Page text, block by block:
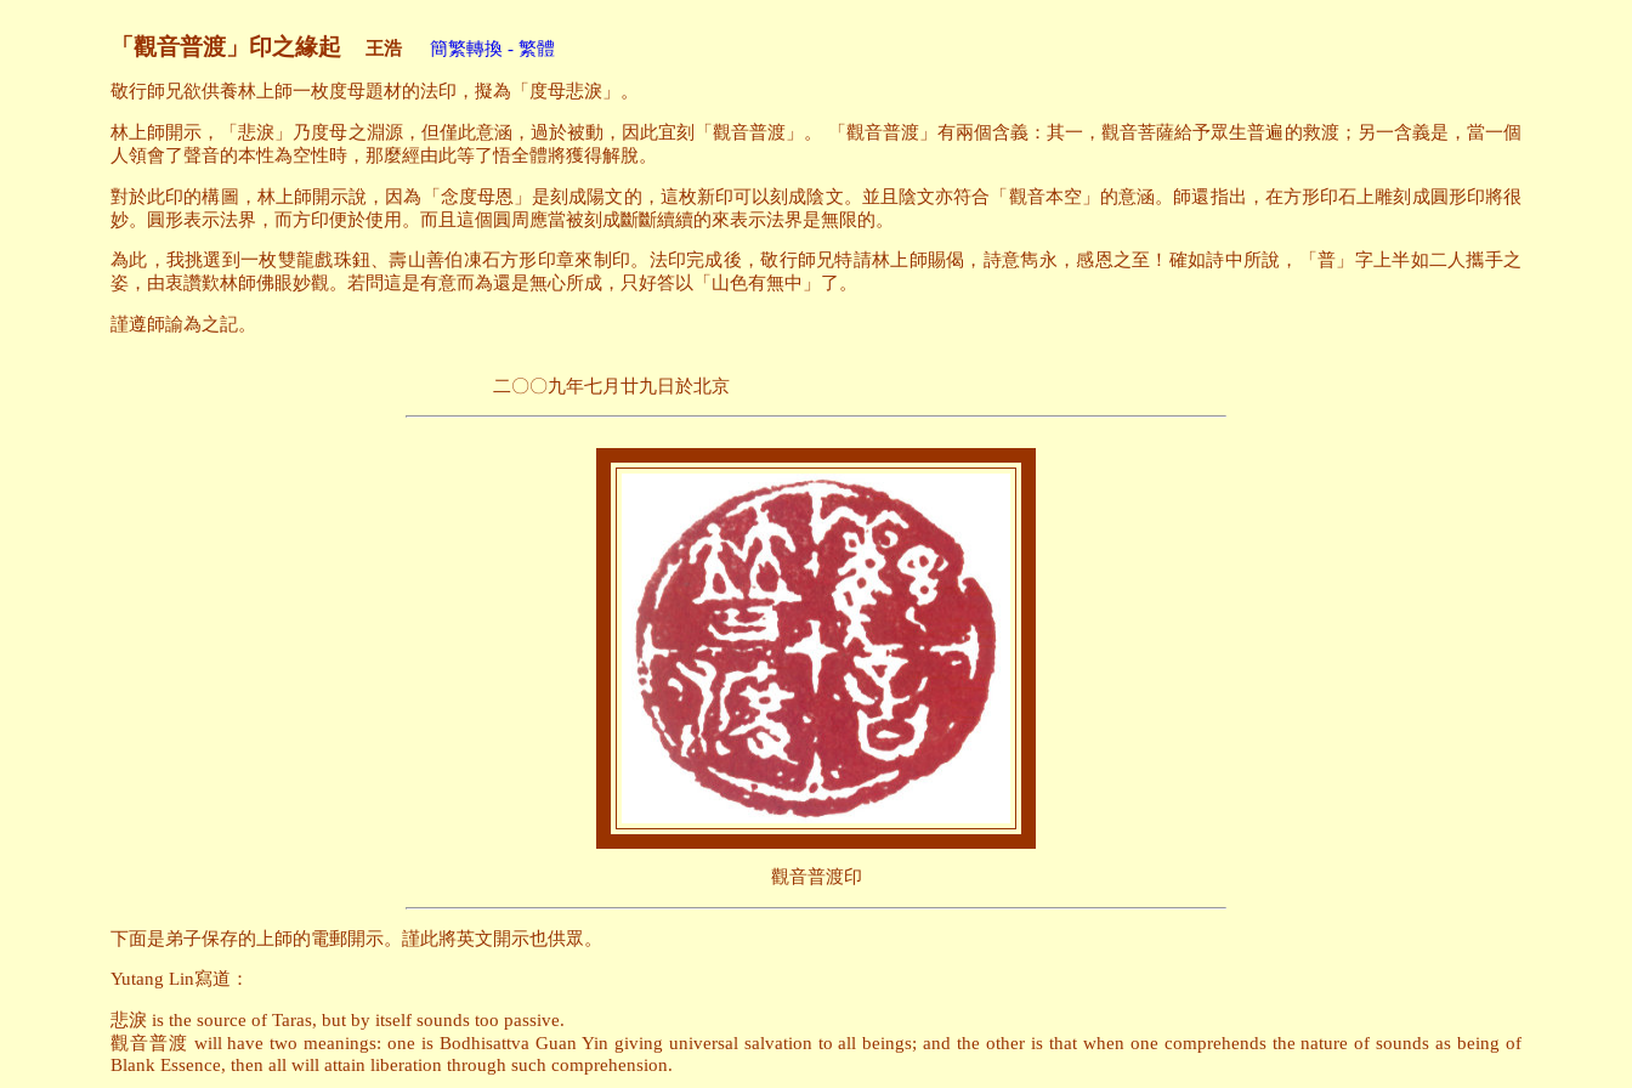
「觀音普渡」印之緣起 王浩 簡繁轉換 - 繁體
敬行師兄欲供養林上師一枚度母題材的法印，擬為「度母悲淚」。
林上師開示，「悲淚」乃度母之淵源，但僅此意涵，過於被動，因此宜刻「觀音普渡」。 「觀音普渡」有兩個含義：其一，觀音菩薩給予眾生普遍的救渡；另一含義是，當一個
人領會了聲音的本性為空性時，那麼經由此等了悟全體將獲得解脫。
對於此印的構圖，林上師開示說，因為「念度母恩」是刻成陽文的，這枚新印可以刻成陰文。並且陰文亦符合「觀音本空」的意涵。師還指出，在方形印石上雕刻成圓形印將很
妙。圓形表示法界，而方印便於使用。而且這個圓周應當被刻成斷斷續續的來表示法界是無限的。
為此，我挑選到一枚雙龍戲珠鈕、壽山善伯凍石方形印章來制印。法印完成後，敬行師兄特請林上師賜偈，詩意雋永，感恩之至！確如詩中所說，「普」字上半如二人攜手之
姿，由衷讚歎林師佛眼妙觀。若問這是有意而為還是無心所成，只好答以「山色有無中」了。
謹遵師諭為之記。
二〇〇九年七月廿九日於北京
觀音普渡印
下面是弟子保存的上師的電郵開示。謹此將英文開示也供眾。
Yutang Lin寫道：
悲淚 is the source of Taras, but by itself sounds too passive.
觀音普渡 will have two meanings: one is Bodhisattva Guan Yin giving universal salvation to all beings; and the other is that when one comprehends the nature of sounds as being of
Blank Essence, then all will attain liberation through such comprehension.